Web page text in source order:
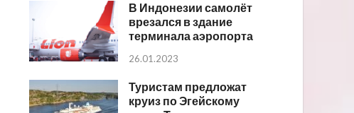
В Индонезии самолёт
врезался в здание
терминала аэропорта
26.01.2023
Туристам предложат
круиз по Эгейскому